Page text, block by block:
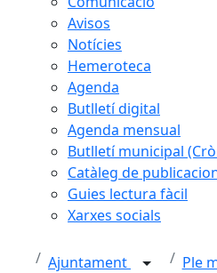
Avisos
Notícies
Hemeroteca
Agenda
Butlletí digital
Agenda mensual
Butlletí municipal
Catàleg de
Guies lectura fàcil
Xarxes socials
Ajuntament
Ple